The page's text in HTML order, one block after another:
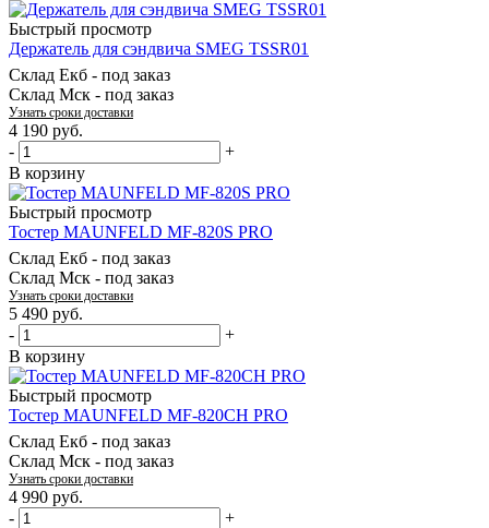
Быстрый просмотр
Держатель для сэндвича SMEG TSSR01
Склад Екб - под заказ
Склад Мск - под заказ
Узнать сроки доставки
4 190 руб.
-
+
В корзину
Быстрый просмотр
Тостер MAUNFELD MF-820S PRO
Склад Екб - под заказ
Склад Мск - под заказ
Узнать сроки доставки
5 490 руб.
-
+
В корзину
Быстрый просмотр
Тостер MAUNFELD MF-820CH PRO
Склад Екб - под заказ
Склад Мск - под заказ
Узнать сроки доставки
4 990 руб.
-
+